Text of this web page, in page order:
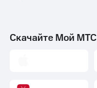
Скачайте Мой МТС